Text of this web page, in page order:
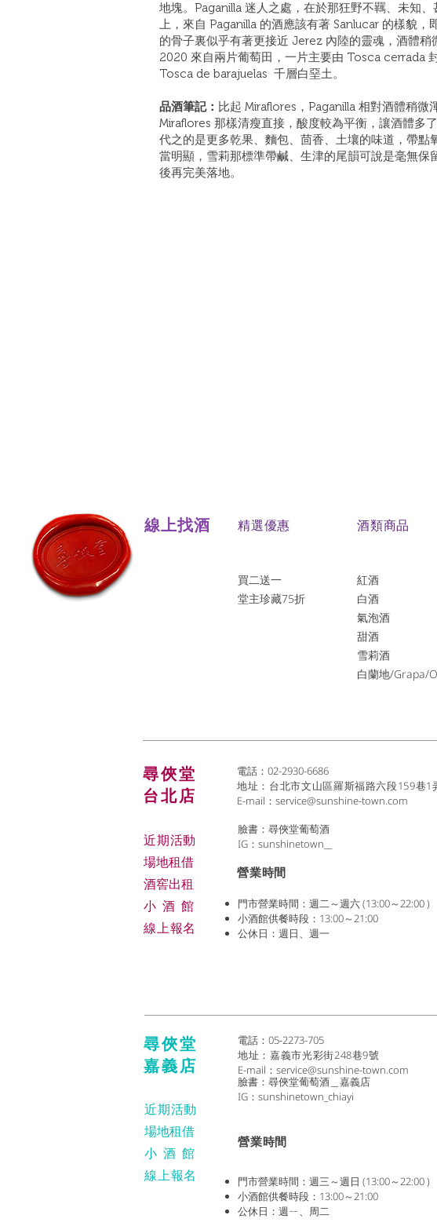
地塊。 Paganilla 迷人之處，在於那狂野不羈、未知
上，來自 Paganilla 的酒應該有著 Sanlucar 的樣貌，
的骨子裏似乎有著更接近 Jerez 內陸的靈魂，酒體稍
2020 來自兩片葡萄田，一片主要由 Tosca cerrada
Tosca de barajuelas 千層白堊土。
品酒筆記： 比起 Miraflores，Paganilla 相對酒體稍微
Miraflores 那樣清瘦直接，酸度較為平衡，讓酒體多
代之的是更多乾果、麵包、茴香、土壤的味道，帶點
當明顯，雪莉那標準帶鹹、生津的尾韻可說是毫無保
後再完美落地。
線上找酒 ​精選優惠 酒類商品
買二送一
堂主珍藏75折
紅酒
白酒
氣泡酒
​甜酒
雪莉酒
白蘭地/Grapa/
尋俠堂
台北店
近期活動
場地租借
​酒窖出租
小酒 館
線上報名
電話：02-2930-6686
地址：台北市文山區羅斯福路六段159巷1
E-mail： service@sunshine-town.com
臉書：尋俠堂葡萄酒
IG：sunshinetown__
​營業時間
門市營業時間：週二～週六 (13:00～22:00 )
小酒館供餐時段：13:00～21:00
公休日：週日、週一
尋俠堂
嘉義店
電話：05-2273-705
地址： 嘉義市光彩街248巷9號
E-mail： service@sunshine-town.com
近期活動
場地租借
小酒 館
線上報名
​營業時間
門市營業時間：週三～週日 (13:00～22:00 )
小酒館供餐時段：13:00～21:00
公休日：週ㄧ、周二
臉書：尋俠堂葡萄酒＿嘉義店
IG：sunshinetown_chiayi